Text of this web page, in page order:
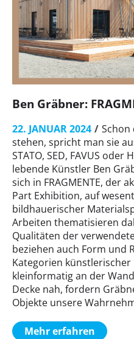
Ben Gräbner:
22. JANUAR 2024
Schon
stehen, spricht man sie
STATO, SED, FAVUS
lebende Künstler Ben
sich in FRAGMENTE, der
Part Exhibition, auf
bildhauerischer
Arbeiten thematisieren
Qualitäten der
beziehen auch Form und
Kategorien
kleinformatig an der
Decke nah, fordern
Objekte unsere
Mehr erfahren